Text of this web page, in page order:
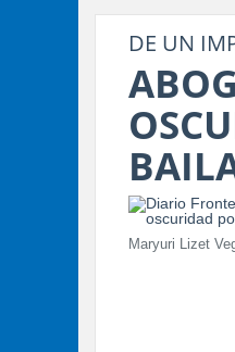
DE UN
Maryuri Lizet